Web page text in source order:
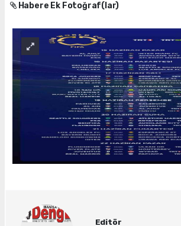
Habere Ek Fotoğraf(lar)
Editör